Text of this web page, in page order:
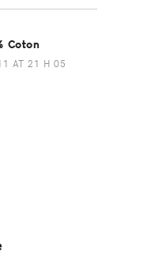
Coton
AT 21 H 05